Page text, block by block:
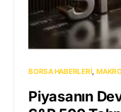
BORSA HABERLERI
Piyasanın